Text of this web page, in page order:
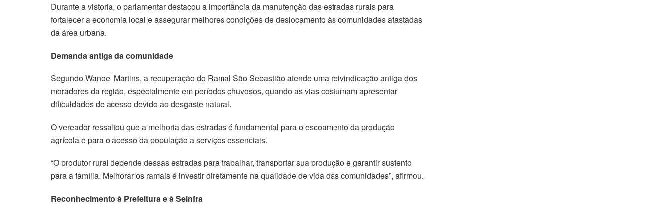
Durante a vistoria, o parlamentar destacou a importância da manutenção das estradas rurais para
fortalecer a economia local e assegurar melhores condições de deslocamento às comunidades afastadas
da área urbana.
Demanda antiga da comunidade
Segundo Wanoel Martins, a recuperação do Ramal São Sebastião atende uma reivindicação antiga dos
moradores da região, especialmente em períodos chuvosos, quando as vias costumam apresentar
dificuldades de acesso devido ao desgaste natural.
O vereador ressaltou que a melhoria das estradas é fundamental para o escoamento da produção
agrícola e para o acesso da população a serviços essenciais.
“O produtor rural depende dessas estradas para trabalhar, transportar sua produção e garantir sustento
para a família. Melhorar os ramais é investir diretamente na qualidade de vida das comunidades”, afirmou.
Reconhecimento à Prefeitura e à Seinfra